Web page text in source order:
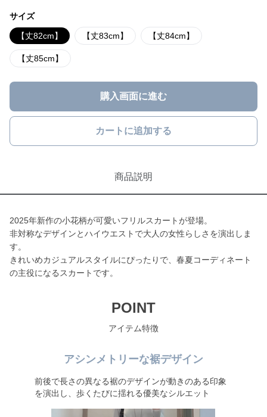
サイズ
【丈82cm】 【丈83cm】 【丈84cm】
【丈85cm】
購入画面に進む
カートに追加する
商品説明
2025年新作の小花柄が可愛いフリルスカートが登場。
非対称なデザインとハイウエストで大人の女性らしさを演出しま
す。
きれいめカジュアルスタイルにぴったりで、春夏コーディネート
の主役になるスカートです。
POINT
アイテム特徴
アシンメトリーな裾デザイン
前後で長さの異なる裾のデザインが動きのある印象
を演出し、歩くたびに揺れる優美なシルエット